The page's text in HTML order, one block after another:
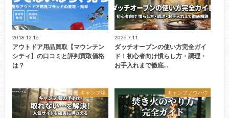
2018.12.16
アウトドア用品買取【マウンテン
シティ】の口コミと評判買取価格
は？
2026.7.11
ダッチオーブンの使い方完全ガイ
ド！初心者向け慣らし方・調理・
お手入れまで徹底…
キャンプ場 キャンプノウハウ